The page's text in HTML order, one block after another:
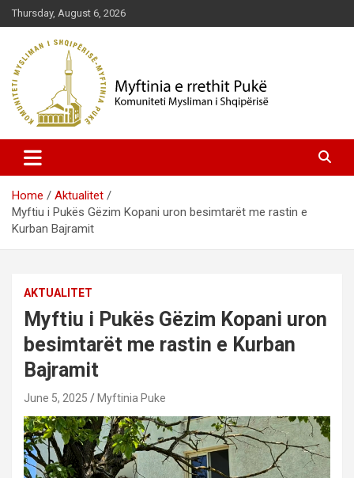
Skip
to
content
Thursday, August 6, 2026
Myftinia Pukë | Faqja Zyrtare
Home
Aktualitet
Myftiu i Pukës Gëzim Kopani uron besimtarët me rastin e
Kurban Bajramit
AKTUALITET
Myftiu i Pukës Gëzim Kopani uron
besimtarët me rastin e Kurban
Bajramit
June 5, 2025 Myftinia Puke